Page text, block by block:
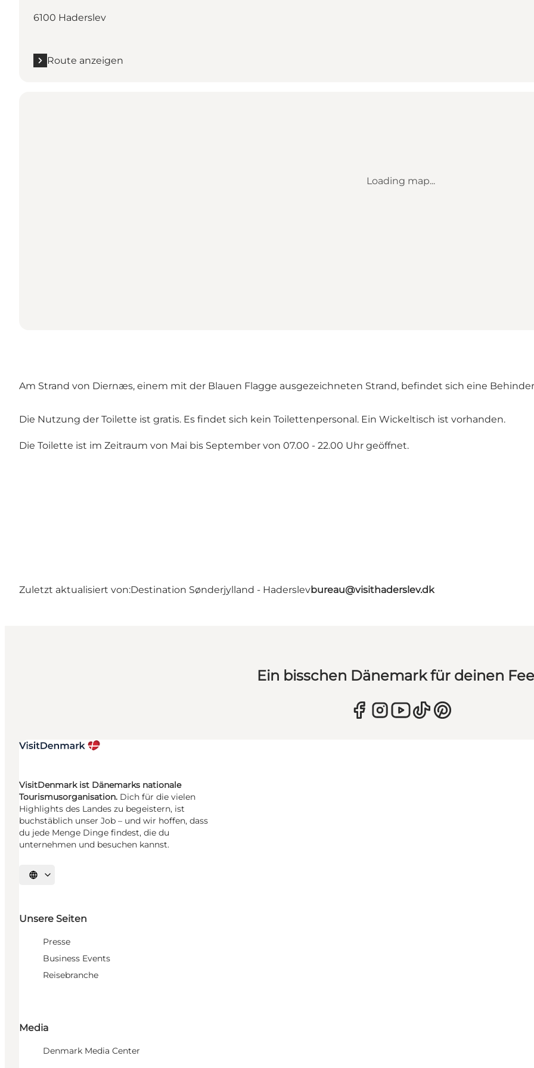
6100 Haderslev
Route anzeigen
Loading map...
Am Strand von Diernæs, einem mit der Blauen Flagge ausgezeichneten Strand, befindet sich eine
Die Nutzung der Toilette ist gratis. Es findet sich kein Toilettenpersonal. Ein Wickeltisch ist vorhanden.
Die Toilette ist im Zeitraum von Mai bis September von 07.00 - 22.00 Uhr geöffnet.
Zuletzt aktualisiert von:Destination Sønderjylland - Haderslevbureau@visithaderslev.dk
Ein bisschen Dänemark für deinen
VisitDenmark ist Dänemarks nationale
Tourismusorganisation. Dich für die vielen
Highlights des Landes zu begeistern, ist
buchstäblich unser Job – und wir hoffen, dass
du jede Menge Dinge findest, die du
unternehmen und besuchen kannst.
Sprache auswählen
Unsere Seiten
Presse
Business Events
Reisebranche
Media
Denmark Media Center